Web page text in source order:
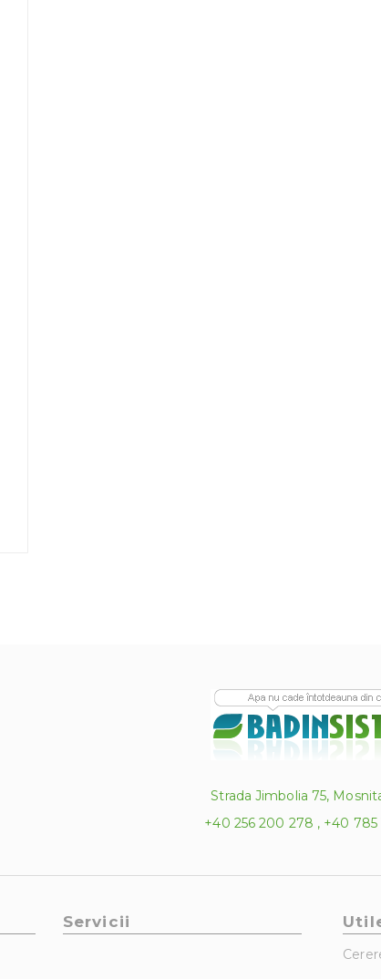
Strada Jimbolia 75,
+40 256 200 278 , +40 785
Servicii